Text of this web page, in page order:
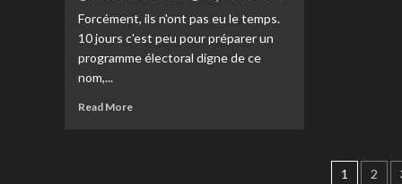
Forcément, ils n'ont pas eu le temps.
10 jours c'est peu pour préparer un
programme électoral digne de ce
nom,...
Read More
1 2